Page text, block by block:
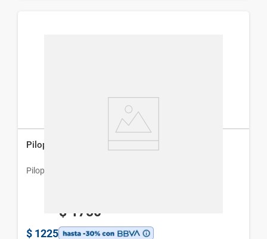
Pilopeptan Loción Anticaída x 125 ml
Pilopetan
$ 1750
$ 1225